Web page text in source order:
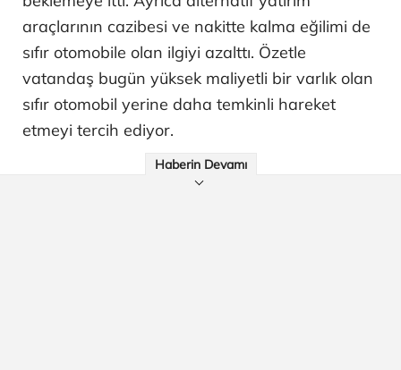
araçlarının cazibesi ve nakitte kalma eğilimi de
sıfır otomobile olan ilgiyi azalttı. Özetle
vatandaş bugün yüksek maliyetli bir varlık olan
sıfır otomobil yerine daha temkinli hareket
etmeyi tercih ediyor.
Haberin Devamı